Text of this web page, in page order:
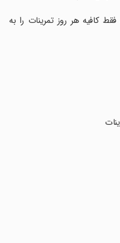
کافیه هر روز تمرینات را به